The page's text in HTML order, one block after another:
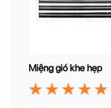
Miệng gió khe hẹp